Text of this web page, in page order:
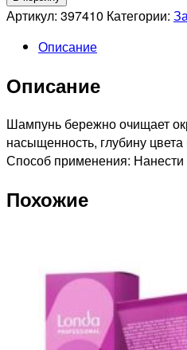
OLLIN
BIONIKA
для
волос
Яркость
цвета,
Артикул: 397410 Категории:
Описание
Описание
Шампунь бережно очищает
насыщенность, глубину
Способ применения:
Похожие